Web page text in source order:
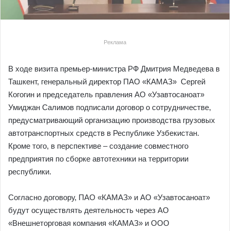
Реклама
В ходе визита премьер-министра РФ Дмитрия Медведева в
Ташкент, генеральный директор ПАО «КАМАЗ» Сергей
Когогин и председатель правления АО «Узавтосаноат»
Умиджан Салимов подписали договор о сотрудничестве,
предусматривающий организацию производства грузовых
автотранспортных средств в Республике Узбекистан.
Кроме того, в перспективе – создание совместного
предприятия по сборке автотехники на территории
республики.
Согласно договору, ПАО «КАМАЗ» и АО «Узавтосаноат»
будут осуществлять деятельность через АО
«Внешнеторговая компания «КАМАЗ» и ООО